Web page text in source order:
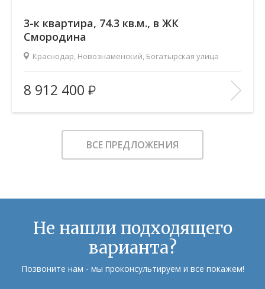
3-к квартира, 74.3 кв.м., в ЖК
Смородина
Краснодар, Новознаменский, Богатырская улица
Площадь (общ/жил/кух), м2:
74.27/41.32/17.27
Количество комнат:
3
Этаж:
14/19
В ИЗБРАННОЕ
8 912 400
ВСЕ ПРЕДЛОЖЕНИЯ
Не нашли подходящего
варианта?
Позвоните нам - мы проконсультируем и все покажем!